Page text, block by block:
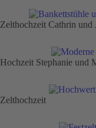
Zelthochzeit Cathrin und
Hochzeit Stephanie und
Zelthochzeit